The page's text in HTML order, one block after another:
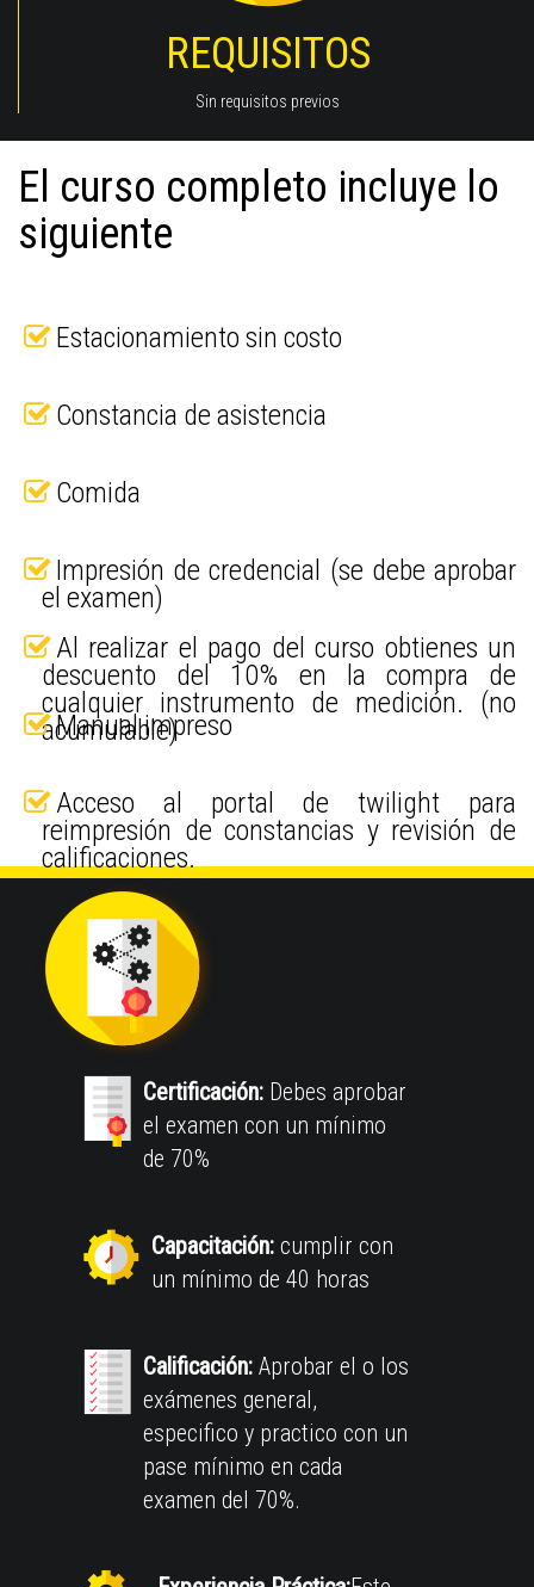
REQUISITOS
Sin requisitos previos
El curso completo incluye lo
siguiente
Estacionamiento sin costo
Constancia de asistencia
Comida
Impresión de credencial (se debe aprobar
el examen)
Al realizar el pago del curso obtienes un
descuento del 10% en la compra de
cualquier instrumento de medición. (no
acumulable)
Manual impreso
Acceso al portal de twilight para
reimpresión de constancias y revisión de
calificaciones.
Certificación: Debes aprobar
el examen con un mínimo
de 70%
Capacitación: cumplir con
un mínimo de 40 horas
Calificación: Aprobar el o los
exámenes general,
especifico y practico con un
pase mínimo en cada
examen del 70%.